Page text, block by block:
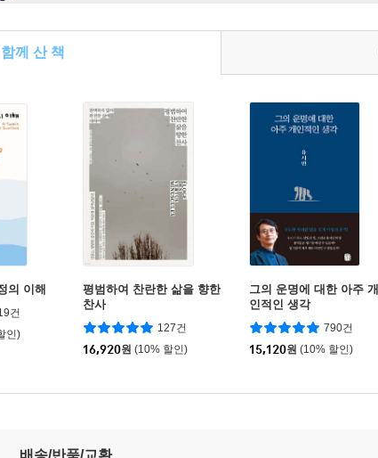
함께 산 책
의 이해
건
인)
평범하여 찬란한 삶을 향한
찬사
127건
16,920원 (10% 할인)
그의 운명에 대한 아주 개
인적인 생각
790건
15,120원 (10% 할인)
배송/반품/교환